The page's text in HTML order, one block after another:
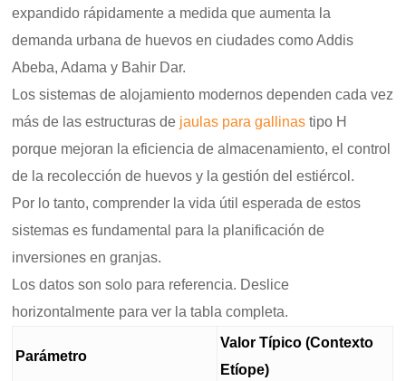
expandido rápidamente a medida que aumenta la
demanda urbana de huevos en ciudades como Addis
Abeba, Adama y Bahir Dar.
Los sistemas de alojamiento modernos dependen cada vez
más de las estructuras de jaulas para gallinas tipo H
porque mejoran la eficiencia de almacenamiento, el control
de la recolección de huevos y la gestión del estiércol.
Por lo tanto, comprender la vida útil esperada de estos
sistemas es fundamental para la planificación de
inversiones en granjas.
Los datos son solo para referencia. Deslice
horizontalmente para ver la tabla completa.
Parámetro
Valor Típico (Contexto
Etíope)